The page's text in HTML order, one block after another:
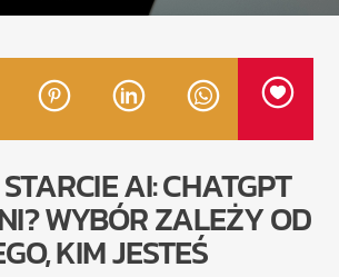
MUZY
24:00
AI: CHATGPT
WYBÓR ZALEŻY OD
KIM JESTEŚ